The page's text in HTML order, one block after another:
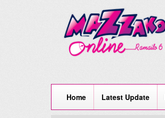
Home Latest Update